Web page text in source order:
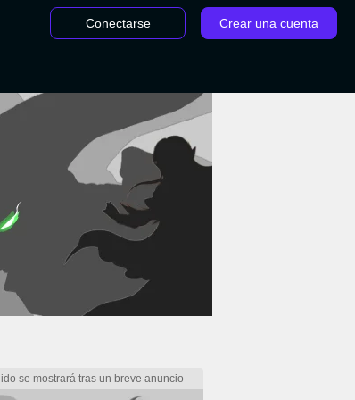
Conectarse Crear una cuenta